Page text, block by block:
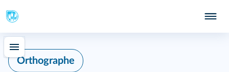
Orthographe